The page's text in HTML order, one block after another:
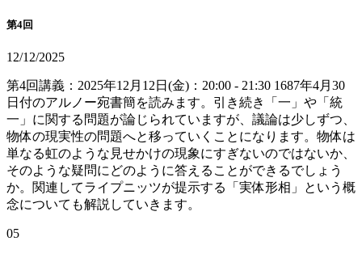
第4回
12/12/2025
第4回講義：2025年12月12日(金)：20:00 - 21:30 1687年4月30
日付のアルノー宛書簡を読みます。引き続き「一」や「統
一」に関する問題が論じられていますが、議論は少しずつ、
物体の現実性の問題へと移っていくことになります。物体は
単なる虹のような見せかけの現象にすぎないのではないか、
そのような疑問にどのように答えることができるでしょう
か。関連してライプニッツが提示する「実体形相」という概
念についても解説していきます。
05